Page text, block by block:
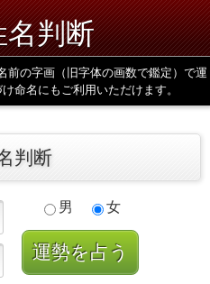
判断
前の字画（旧字体の画数で鑑定）で運
命名にもご利用いただけます。
判断
男 女